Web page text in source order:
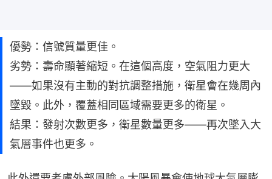
優勢：信號質量更佳。
劣勢：壽命顯著縮短。在這個高度，空氣阻力更大
——如果沒有主動的對抗調整措施，衛星會在幾周內
墜毀。此外，覆蓋相同區域需要更多的衛星。
結果：發射次數更多，衛星數量更多——再次墜入大
氣層事件也更多。